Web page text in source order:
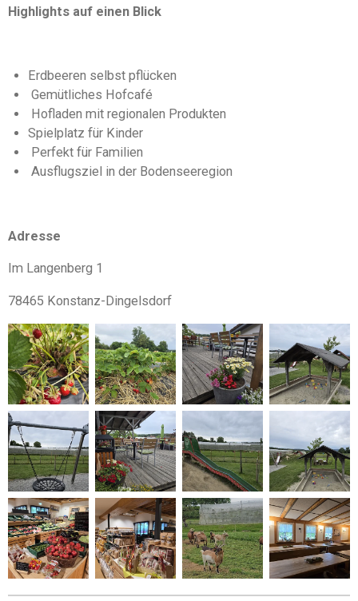
Highlights auf einen Blick
Erdbeeren selbst pflücken
Gemütliches Hofcafé
Hofladen mit regionalen Produkten
Spielplatz für Kinder
Perfekt für Familien
Ausflugsziel in der Bodenseeregion
Adresse
Im Langenberg 1
78465 Konstanz-Dingelsdorf